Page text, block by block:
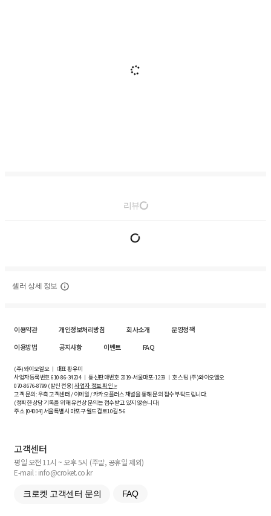
리뷰
셀러 상세 정보
이용약관 개인정보처리방침 회사소개
운영정책
이용방법
공지사항 이벤트 FAQ
(주)와이오엘오 ㅣ 대표 황유미
사업자등록번호610-86-34204ㅣ 통신판매번호 2019-서울마포-1239 ㅣ 호스팅 (주)와이오엘오
070-8676-8799 (발신 전용)사업자 정보 확인 >
고객 문의: 우측 고객센터 / 이메일 / 카카오플러스 채널을 통해 문의 접수 부탁드립니다.
(정확한 상담 기록을 위해 유선상 문의는 접수받고 있지 않습니다)
주소 [04004] 서울특별시 마포구 월드컵로10길5-6
고객센터
평일 오전 11시 ~ 오후 5시 (주말, 공휴일 제외)
E-mail : info@croket.co.kr
크로켓 고객센터 문의 FAQ